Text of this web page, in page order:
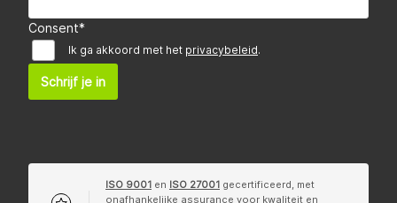
Consent*
Ik ga akkoord met het privacybeleid.
Schrijf je in
ISO 9001 en ISO 27001 gecertificeerd, met
onafhankelijke assurance voor kwaliteit en